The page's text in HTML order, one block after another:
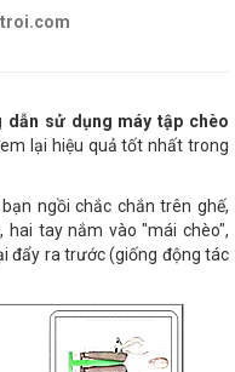
dẫn sử dụng máy tập chèo
lại hiệu quả tốt nhất trong
ngồi chắc chắn trên ghế,
tay nắm vào "mái chèo",
đẩy ra trước (giống động tác